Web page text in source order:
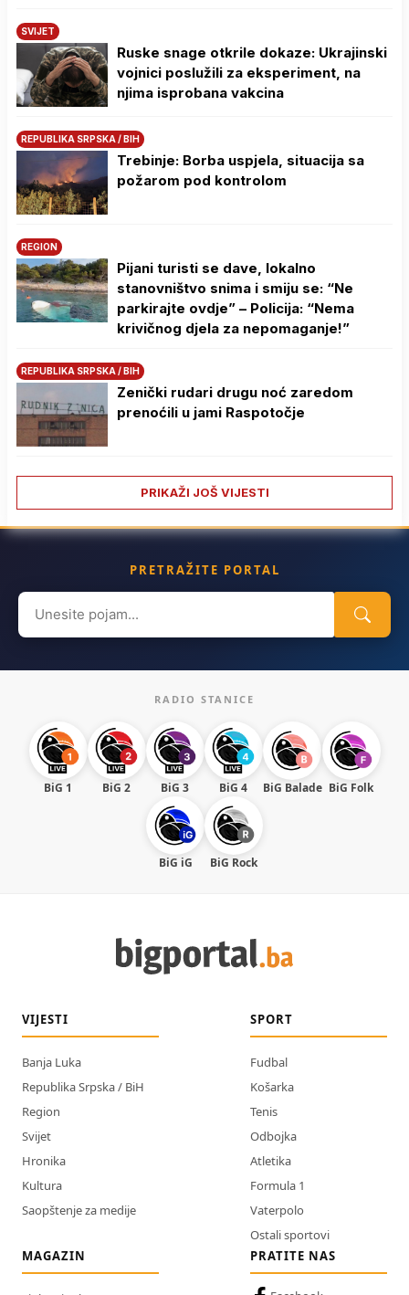
SVIJET
Ruske snage otkrile dokaze: Ukrajinski
vojnici poslužili za eksperiment, na
njima isprobana vakcina
REPUBLIKA SRPSKA / BIH
Trebinje: Borba uspjela, situacija sa
požarom pod kontrolom
REGION
Pijani turisti se dave, lokalno
stanovništvo snima i smiju se: “Ne
parkirajte ovdje” – Policija: “Nema
krivičnog djela za nepomaganje!”
REPUBLIKA SRPSKA / BIH
Zenički rudari drugu noć zaredom
prenoćili u jami Raspotočje
PRIKAŽI JOŠ VIJESTI
PRETRAŽITE PORTAL
Search
for:
RADIO STANICE
BiG 1 BiG 2 BiG 3 BiG 4 BiG Balade BiG Folk
BiG iG BiG Rock
VIJESTI
Banja Luka
Republika Srpska / BiH
Region
Svijet
Hronika
Kultura
Saopštenje za medije
SPORT
Fudbal
Košarka
Tenis
Odbojka
Atletika
Formula 1
Vaterpolo
Ostali sportovi
MAGAZIN
PRATITE NAS